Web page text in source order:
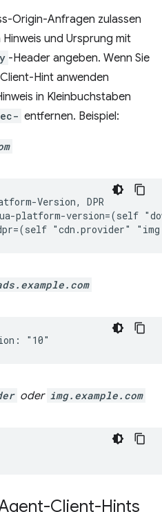
Origin-Anfragen zulassen
und Ursprung mit
-Header angeben. Wenn Sie
Hint anwenden
in Kleinbuchstaben
entfernen. Beispiel:
Version, DPR
platform-version=(self
oder img.example.com
Client-Hints